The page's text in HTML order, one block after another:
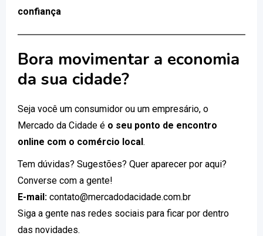
confiança
Bora movimentar a economia
da sua cidade?
Seja você um consumidor ou um empresário, o
Mercado da Cidade é o seu ponto de encontro
online com o comércio local.
Tem dúvidas? Sugestões? Quer aparecer por aqui?
Converse com a gente!
E-mail: contato@mercadodacidade.com.br
Siga a gente nas redes sociais para ficar por dentro
das novidades.